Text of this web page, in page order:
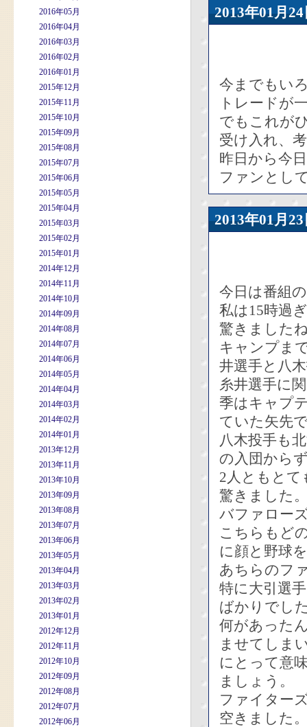
2016年05月
2016年04月
2016年03月
2016年02月
2016年01月
2015年12月
2015年11月
2015年10月
2015年09月
2015年08月
2015年07月
2015年06月
2015年05月
2015年04月
2015年03月
2015年02月
2015年01月
2014年12月
2014年11月
2014年10月
2014年09月
2014年08月
2014年07月
2014年06月
2014年05月
2014年04月
2014年03月
2014年02月
2014年01月
2013年12月
2013年11月
2013年10月
2013年09月
2013年08月
2013年07月
2013年06月
2013年05月
2013年04月
2013年03月
2013年02月
2013年01月
2012年12月
2012年11月
2012年10月
2012年09月
2012年08月
2012年07月
2012年06月
2013年01
今までもい
トレードが
でもこれが
受け入れ、
昨日から今
ファンとし
2013年01
今日は番組
私は15時過
驚きました
キャンプま
井選手と八
糸井選手に
季はキャプ
ていた矢先
八木投手も
の入団から
2人ともとて
驚きました
バファロー
こちらもど
に顔と野球
あちらのフ
特に大引選
ばかりでし
何があった
ませてしま
にとって意
ましょう。
ファイター
空きました